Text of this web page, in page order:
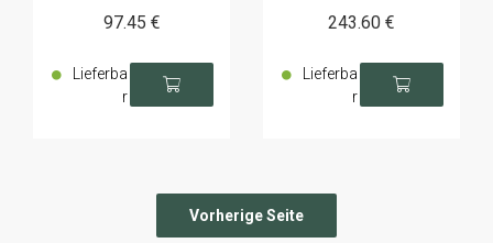
97.45 €
Lieferba
r
243.60 €
Lieferba
r